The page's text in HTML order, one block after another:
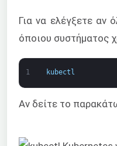
Για να ελέγξετε αν
όποιου συστήματος
1 kubectl
Αν δείτε το